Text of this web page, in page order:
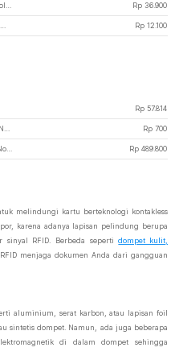
Rp 36.900
Rp 12.100
Rp 57.814
Rp 700
Rp 489.800
melindungi kartu berteknologi kontakless
karena adanya lapisan pelindung berupa
sinyal RFID. Berbeda sepertidompet kulit,
menjaga dokumen Anda dari gangguan
aluminium, serat karbon, atau lapisan foil
sintetis dompet. Namun, ada juga beberapa
di dalam dompet sehingga